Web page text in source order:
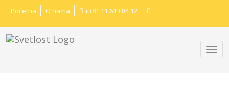
Početna O nama +381 11 613 84 12